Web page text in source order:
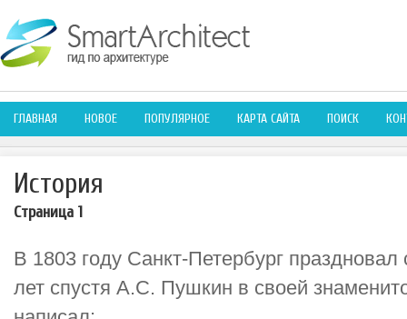
ГЛАВНАЯ НОВОЕ ПОПУЛЯРНОЕ КАРТА САЙТА ПОИСК
История
Страница 1
В 1803 году Санкт-Петербург праздновал
лет спустя А.С. Пушкин в своей